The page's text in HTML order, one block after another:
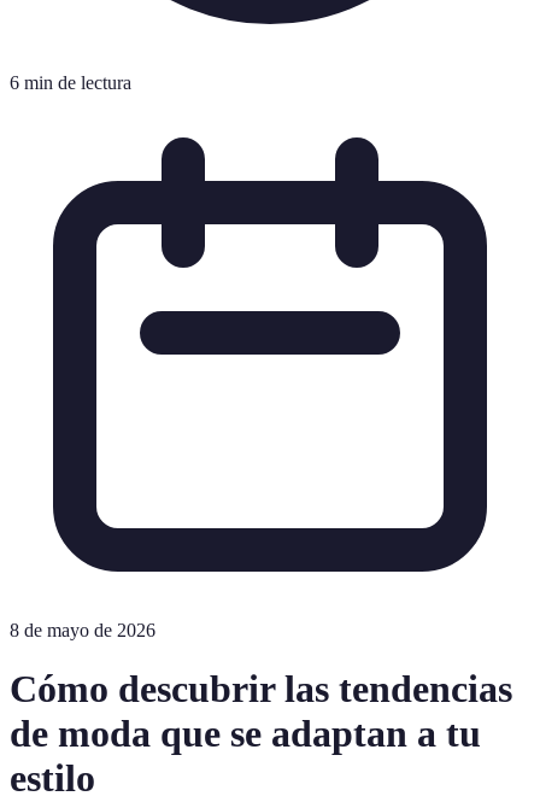
6 min de lectura
8 de mayo de 2026
Cómo descubrir las tendencias
de moda que se adaptan a tu
estilo